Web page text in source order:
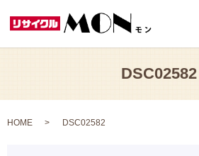
DSC02582
HOME DSC02582